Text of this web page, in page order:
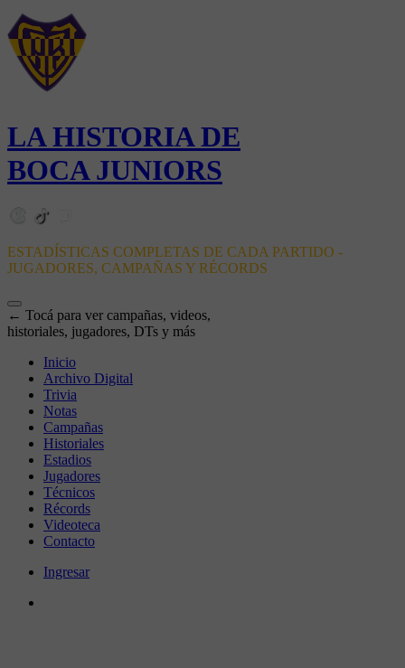
LA HISTORIA DE
BOCA JUNIORS
ESTADÍSTICAS COMPLETAS DE CADA PARTIDO -
JUGADORES, CAMPAÑAS Y RÉCORDS
← Tocá para ver campañas, videos,
historiales, jugadores, DTs y más
Inicio
Archivo Digital
Trivia
Notas
Campañas
Historiales
Estadios
Jugadores
Técnicos
Récords
Videoteca
Contacto
Ingresar